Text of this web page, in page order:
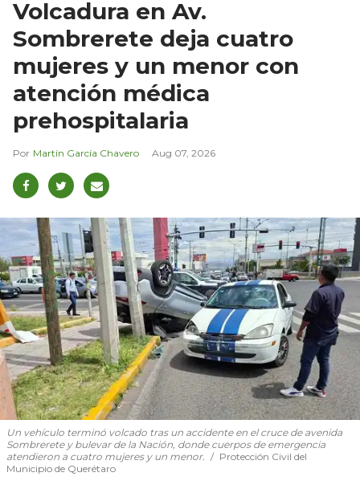
Volcadura en Av.
Sombrerete deja cuatro
mujeres y un menor con
atención médica
prehospitalaria
Martín García Chavero Aug 07, 2026
Un vehículo terminó volcado tras un accidente en el cruce de avenida
Sombrerete y bulevar de la Nación, donde cuerpos de emergencia
atendieron a cuatro mujeres y un menor.
Protección Civil del
Municipio de Querétaro